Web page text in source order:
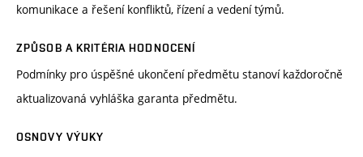
komunikace a řešení konfliktů, řízení a vedení týmů.
ZPŮSOB A KRITÉRIA HODNOCENÍ
Podmínky pro úspěšné ukončení předmětu stanoví každoročně
aktualizovaná vyhláška garanta předmětu.
OSNOVY VÝUKY